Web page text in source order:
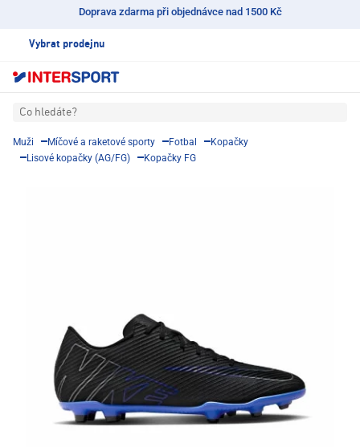
Doprava zdarma při objednávce nad 1500 Kč
Vybrat prodejnu
Co hledáte?
Muži Míčové a raketové sporty Fotbal
Kopačky
Lisové kopačky (AG/FG)
Kopačky FG